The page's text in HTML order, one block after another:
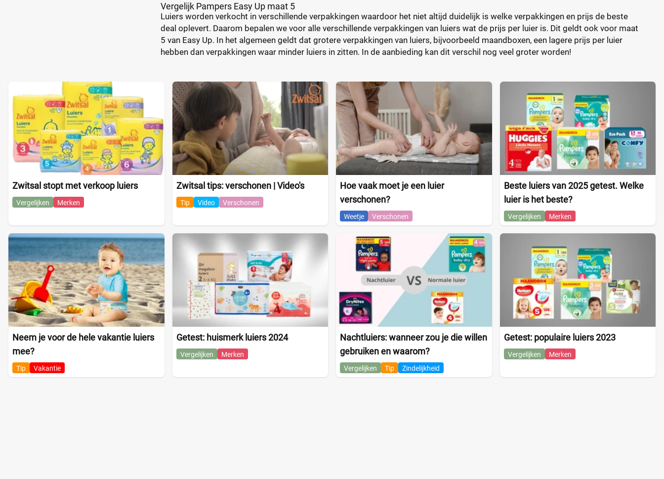
Vergelijk Pampers Easy Up maat 5
Luiers worden verkocht in verschillende verpakkingen waardoor het niet altijd duidelijk is welke verpakkingen en prijs de beste
deal oplevert. Daarom bepalen we voor alle verschillende verpakkingen van luiers wat de prijs per luier is. Dit geldt ook voor maat
5 van Easy Up. In het algemeen geldt dat grotere verpakkingen van luiers, bijvoorbeeld maandboxen, een lagere prijs per luier
hebben dan verpakkingen waar minder luiers in zitten. In de aanbieding kan dit verschil nog veel groter worden!
Zwitsal stopt met verkoop luiers
Vergelijken Merken
Zwitsal tips: verschonen | Video's
Tip Video Verschonen
Hoe vaak moet je een luier
verschonen?
Weetje Verschonen
Beste luiers van 2025 getest. Welke
luier is het beste?
Vergelijken Merken
Neem je voor de hele vakantie luiers
mee?
Tip Vakantie
Getest: huismerk luiers 2024
Vergelijken Merken
Nachtluiers: wanneer zou je die willen
gebruiken en waarom?
Vergelijken Tip Zindelijkheid
Getest: populaire luiers 2023
Vergelijken Merken